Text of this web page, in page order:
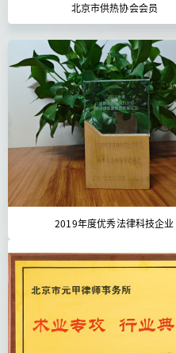
北京市供热协会会员
2019年度优秀法律科技企业